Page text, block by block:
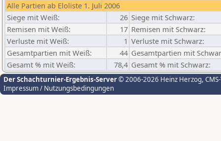
Alle Partien ab Eloliste 1. Juli 2006
Siege mit Weiß:
26 Siege mit Schwarz:
Remisen mit Weiß:
17 Remisen mit Schwarz:
Verluste mit Weiß:
1 Verluste mit Schwarz:
Gesamtpartien mit Weiß:
44 Gesamtpartien mit
Gesamt % mit Weiß:
78,4 Gesamt % mit Schwarz:
Der Schachturnier-Ergebnis-Server© 2006-2026 Heinz Herzog,
Impressum / Nutzungsbedingungen